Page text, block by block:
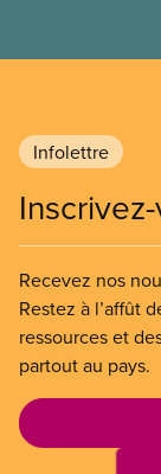
Infolettre
Recevez nos
Restez à l’affût
ressources et
partout au pays.